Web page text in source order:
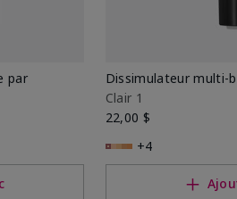
par
Dissimulateur multi-
Clair 1
22,00 $
+4